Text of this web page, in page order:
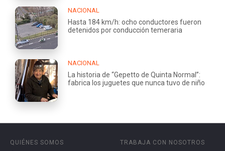
NACIONAL
Hasta 184 km/h: ocho conductores fueron
detenidos por conducción temeraria
NACIONAL
La historia de “Gepetto de Quinta Normal”:
fabrica los juguetes que nunca tuvo de niño
QUIÉNES SOMOS
TRABAJA CON NOSOTROS